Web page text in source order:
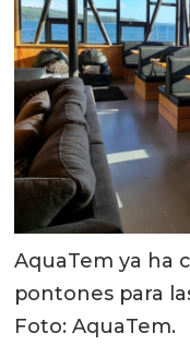
AquaTem ya ha
pontones para
Foto: AquaTem.